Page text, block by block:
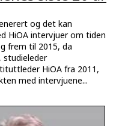
og det kan
HiOA intervjuer om tiden
frem til 2015, da
HiOA fra 2011,
med intervjuene...